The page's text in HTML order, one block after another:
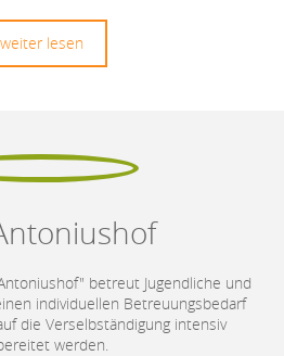
weiter lesen
betreut Jugendliche und
individuellen Betreuungsbedarf
die Verselbständigung intensiv
werden.